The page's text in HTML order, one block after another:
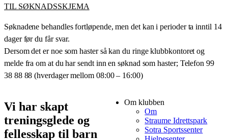
TIL SØKNADSSKJEMA
Søknadene behandles fortløpende, men det kan i perioder ta inntil 14
dager før du får svar.
Dersom det er noe som haster så kan du ringe klubbkontoret og
melde fra om at du har sendt inn en søknad som haster; Telefon 99
38 88 88 (hverdager mellom 08:00 – 16:00)
Vi har skapt
treningsglede og
fellesskap til barn
Om klubben
Om
Straume Idrettspark
Sotra Sportssenter